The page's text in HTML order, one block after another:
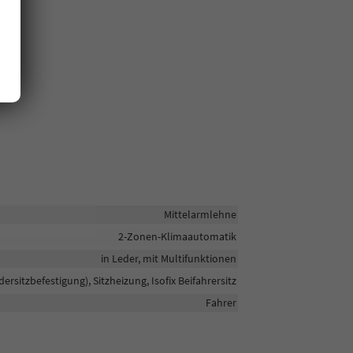
Mittelarmlehne
2-Zonen-Klimaautomatik
in Leder, mit Multifunktionen
Sitzheizung, Isofix Beifahrersitz
Fahrer